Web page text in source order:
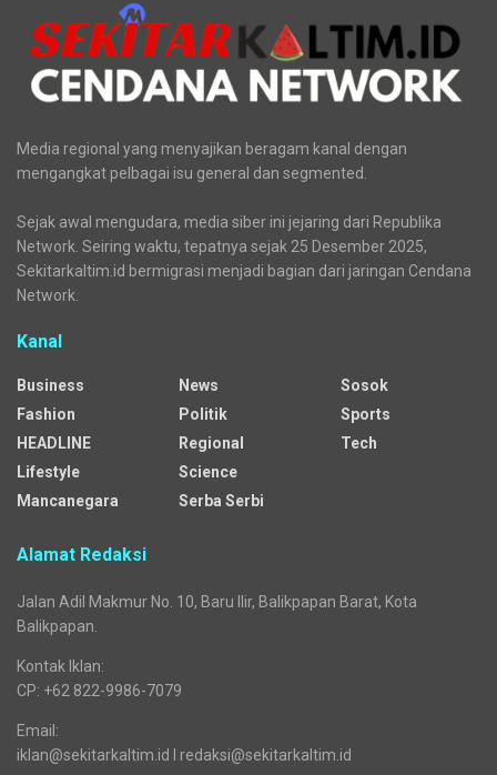
Terkini
Aliansi Penjaga Situs Cipujangga: Bentuk Tim Kajian
Terpadu
Tradisi Mandi Jiwa di Mata Air Cipujangga Harus
Dipertahankan
BPS Kaltim: Jumlah Penumpang Pesawat Anjlok
mengangkat pelbagai isu general dan segmented.
Sejak awal mengudara, media siber ini jejaring dari Republika
Network. Seiring waktu, tepatnya sejak 25 Desember 2025,
Network.